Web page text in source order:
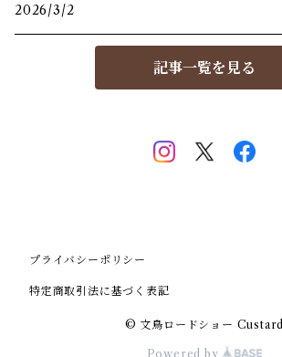
2026/3/2
記事一覧を見る
プライバシーポリシー
特定商取引法に基づく表記
© 文鳥ロードショー Custard
Powered by